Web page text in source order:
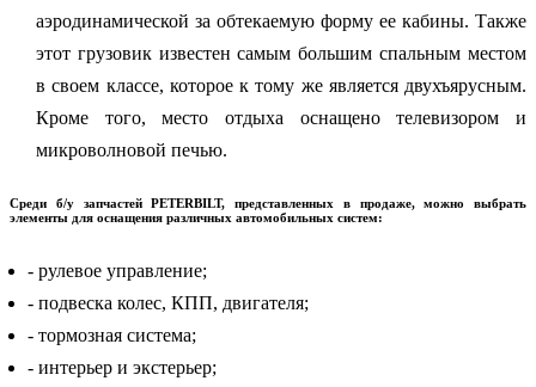
аэродинамической за обтекаемую форму ее кабины. Также
этот грузовик известен самым большим спальным местом
в своем классе, которое к тому же является двухъярусным.
Кроме того, место отдыха оснащено телевизором и
микроволновой печью.
Среди б/у запчастей PETERBILT, представленных в продаже, можно выбрать
элементы для оснащения различных автомобильных систем:
- рулевое управление;
- подвеска колес, КПП, двигателя;
- тормозная система;
- интерьер и экстерьер;